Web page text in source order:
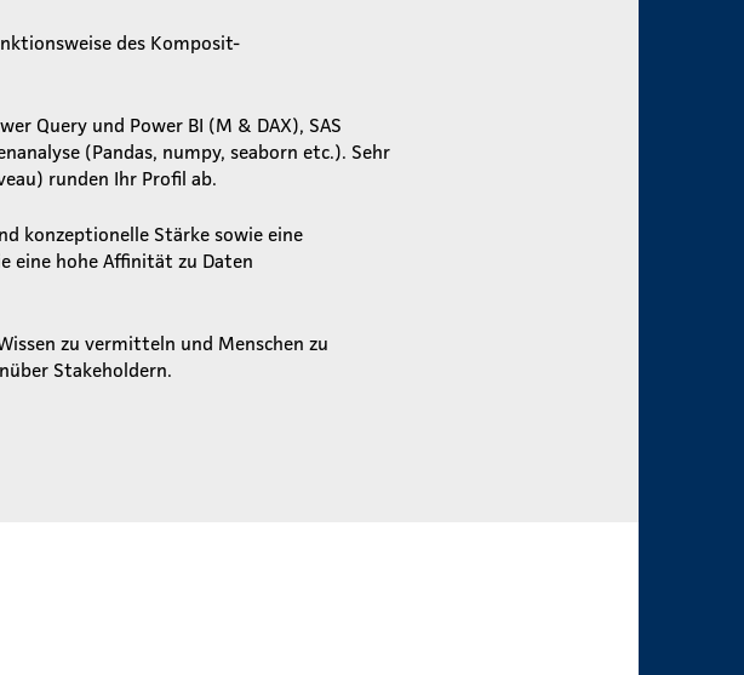
des Komposit-
Query und Power BI (M & DAX), SAS
(Pandas, numpy, seaborn etc.). Sehr
runden Ihr Profil ab.
konzeptionelle Stärke sowie eine
eine hohe Affinität zu Daten
zu vermitteln und Menschen zu
Stakeholdern.